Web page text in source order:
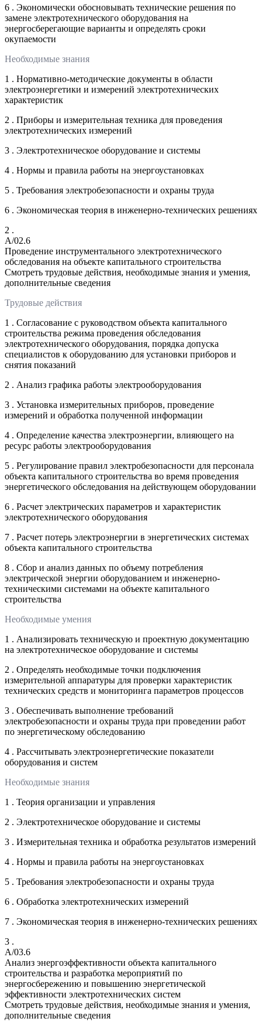
6 . Экономически обосновывать технические решения по
замене электротехнического оборудования на
энергосберегающие варианты и определять сроки
окупаемости
Необходимые знания
1 . Нормативно-методические документы в области
электроэнергетики и измерений электротехнических
характеристик
2 . Приборы и измерительная техника для проведения
электротехнических измерений
3 . Электротехническое оборудование и системы
4 . Нормы и правила работы на энергоустановках
5 . Требования электробезопасности и охраны труда
6 . Экономическая теория в инженерно-технических решениях
2 .
A/02.6
Проведение инструментального электротехнического
обследования на объекте капитального строительства
Смотреть трудовые действия, необходимые знания и умения,
дополнительные сведения
Трудовые действия
1 . Согласование с руководством объекта капитального
строительства режима проведения обследования
электротехнического оборудования, порядка допуска
специалистов к оборудованию для установки приборов и
снятия показаний
2 . Анализ графика работы электрооборудования
3 . Установка измерительных приборов, проведение
измерений и обработка полученной информации
4 . Определение качества электроэнергии, влияющего на
ресурс работы электрооборудования
5 . Регулирование правил электробезопасности для персонала
объекта капитального строительства во время проведения
энергетического обследования на действующем оборудовании
6 . Расчет электрических параметров и характеристик
электротехнического оборудования
7 . Расчет потерь электроэнергии в энергетических системах
объекта капитального строительства
8 . Сбор и анализ данных по объему потребления
электрической энергии оборудованием и инженерно-
техническими системами на объекте капитального
строительства
Необходимые умения
1 . Анализировать техническую и проектную документацию
на электротехническое оборудование и системы
2 . Определять необходимые точки подключения
измерительной аппаратуры для проверки характеристик
технических средств и мониторинга параметров процессов
3 . Обеспечивать выполнение требований
электробезопасности и охраны труда при проведении работ
по энергетическому обследованию
4 . Рассчитывать электроэнергетические показатели
оборудования и систем
Необходимые знания
1 . Теория организации и управления
2 . Электротехническое оборудование и системы
3 . Измерительная техника и обработка результатов измерений
4 . Нормы и правила работы на энергоустановках
5 . Требования электробезопасности и охраны труда
6 . Обработка электротехнических измерений
7 . Экономическая теория в инженерно-технических решениях
3 .
A/03.6
Анализ энергоэффективности объекта капитального
строительства и разработка мероприятий по
энергосбережению и повышению энергетической
эффективности электротехнических систем
Смотреть трудовые действия, необходимые знания и умения,
дополнительные сведения